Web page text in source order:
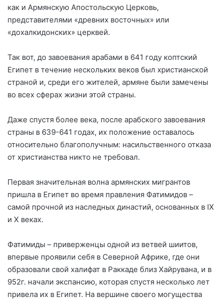
как и Армянскую Апостольскую Церковь,
представителями «древних восточных» или
«дохалкидонских» церквей.
Так вот, до завоевания арабами в 641 году коптский
Египет в течение нескольких веков был христианской
страной и, среди его жителей, армяне были замечены
во всех сферах жизни этой страны.
Даже спустя более века, после арабского завоевания
страны в 639-641 годах, их положение оставалось
относительно благополучным: насильственного отказа
от христианства никто не требовал.
Первая значительная волна армянских мигрантов
пришла в Египет во время правления Фатимидов –
самой прочной из наследных династий, основанных в IX
и X веках.
Фатимиды – приверженцы одной из ветвей шиитов,
впервые проявили себя в Северной Африке, где они
образовали свой халифат в Раккаде близ Хайрувана, и в
952г. начали экспансию, которая спустя несколько лет
привела их в Египет. На вершине своего могущества